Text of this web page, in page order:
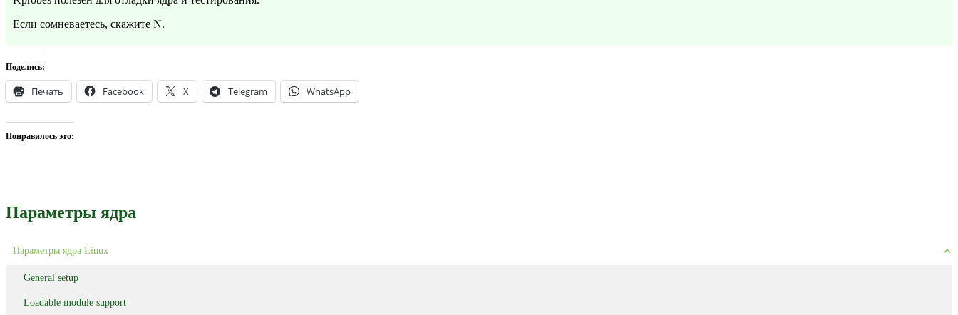
Если сомневаетесь, скажите N.
Поделись:
Печать Facebook X Telegram WhatsApp
Понравилось это:
Параметры ядра
Параметры ядра Linux
General setup
Loadable module support